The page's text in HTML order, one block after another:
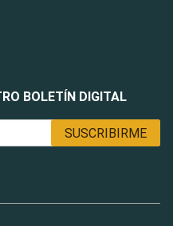
BOLETÍN DIGITAL